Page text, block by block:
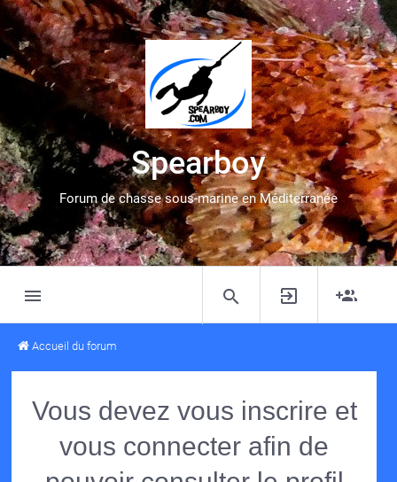
Spearboy
Forum de chasse sous-marine en Méditerranée
Accueil du forum
Vous devez vous inscrire et
vous connecter afin de